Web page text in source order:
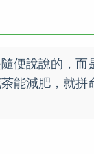
便說說的，
能減肥，就拼